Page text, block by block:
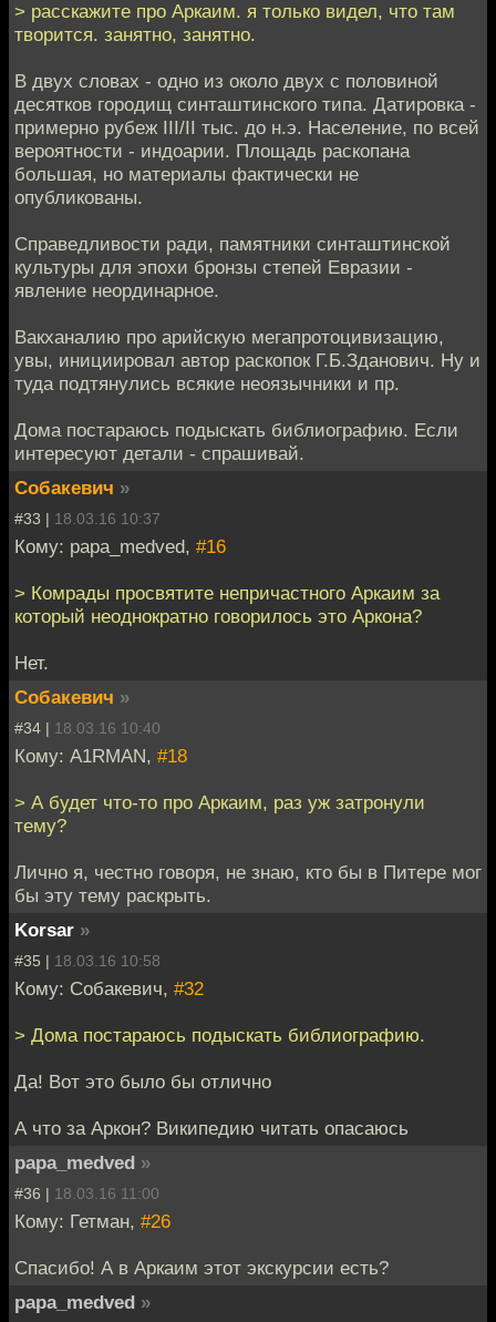
> расскажите про Аркаим. я только видел, что там
творится. занятно, занятно.
В двух словах - одно из около двух с половиной
десятков городищ синташтинского типа. Датировка -
примерно рубеж III/II тыс. до н.э. Население, по всей
вероятности - индоарии. Площадь раскопана
большая, но материалы фактически не
опубликованы.
Справедливости ради, памятники синташтинской
культуры для эпохи бронзы степей Евразии -
явление неординарное.
Вакханалию про арийскую мегапротоцивизацию,
увы, инициировал автор раскопок Г.Б.Зданович. Ну и
туда подтянулись всякие неоязычники и пр.
Дома постараюсь подыскать библиографию. Если
интересуют детали - спрашивай.
Собакевич »
#33 | 18.03.16 10:37
Кому: papa_medved, #16
> Комрады просвятите непричастного Аркаим за
который неоднократно говорилось это Аркона?
Нет.
Собакевич »
#34 | 18.03.16 10:40
Кому: A1RMAN, #18
> А будет что-то про Аркаим, раз уж затронули
тему?
Лично я, честно говоря, не знаю, кто бы в Питере мог
бы эту тему раскрыть.
Korsar »
#35 | 18.03.16 10:58
Кому: Собакевич, #32
> Дома постараюсь подыскать библиографию.
Да! Вот это было бы отлично
А что за Аркон? Википедию читать опасаюсь
papa_medved »
#36 | 18.03.16 11:00
Кому: Гетман, #26
Спасибо! А в Аркаим этот экскурсии есть?
papa_medved »